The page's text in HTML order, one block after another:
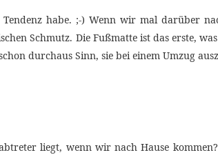
habe. ;-) Wenn wir mal darüber
Schmutz. Die Fußmatte ist das erste,
durchaus Sinn, sie bei einem Umzug
liegt, wenn wir nach Hause